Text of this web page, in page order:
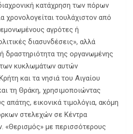
κατάχρηση των πόρων
τουλάχιστον από
αγρότες ή
διασυνδέσεις», αλλά
δραστηριότητα της οργανωμένης
κυκλωμάτων αυτών
και τα νησιά του Αιγαίου
τη Θράκη, χρησιμοποιώντας
απάτης, εικονικά τιμολόγια, ακόμη
στελεχών σε Κέντρα
με περισσότερους